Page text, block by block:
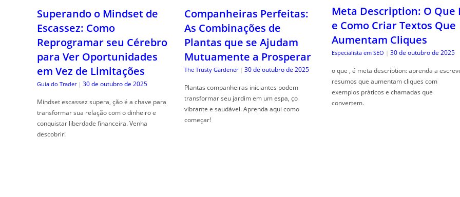
Superando o Mindset de
Escassez: Como
Reprogramar seu Cérebro
para Ver Oportunidades
em Vez de Limitações
Guia do Trader | 30 de outubro de 2025
Mindset escassez supera, ção é a chave para
transformar sua relação com o dinheiro e
conquistar liberdade financeira. Venha
descobrir!
Companheiras Perfeitas:
As Combinações de
Plantas que se Ajudam
Mutuamente a Prosperar
The Trusty Gardener | 30 de outubro de 2025
Plantas companheiras iniciantes podem
transformar seu jardim em um espa, ço
vibrante e saudável. Aprenda aqui como
começar!
Meta Description: O Que
e Como Criar Textos Que
Aumentam Cliques
Especialista em SEO | 30 de outubro de 2025
o que , é meta description: aprenda a
resumos que aumentam cliques com
exemplos práticos e chamadas que
convertem.